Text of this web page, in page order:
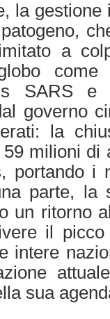
la
a
come
SARS e
governo
la
milioni di
portando i
parte, la
un ritorno
il
intere
sua